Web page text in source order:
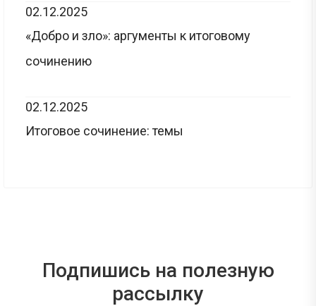
02.12.2025
«Добро и зло»: аргументы к итоговому
сочинению
02.12.2025
Итоговое сочинение: темы
Подпишись на полезную
рассылку